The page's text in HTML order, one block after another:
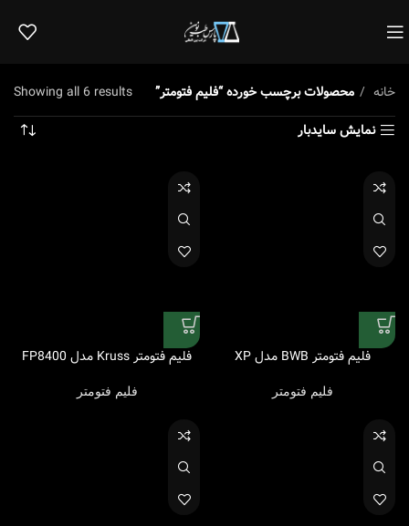
خانه محصولات برچسب خورده “فلیم فتومتر”
Showing all 6 results
نمایش سایدبار
فلیم فتومتر BWB مدل XP
فلیم فتومتر
فلیم فتومتر Kruss مدل FP8400
فلیم فتومتر